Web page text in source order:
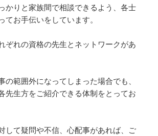
かりと家族間で相談できるよう、各士
てお手伝いをしています。
ぞれの資格の先生とネットワークがあ
の範囲外になってしまった場合でも、
先生方をご紹介できる体制をとってお
して疑問や不信、心配事があれば、ご